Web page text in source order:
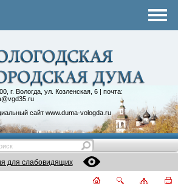
г. Вологда, ул. Козленская, 6 | почта:
сайт www.duma-vologda.ru
объединения
для слабовидящих